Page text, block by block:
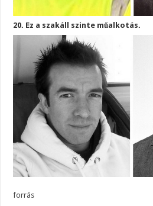
20. Ez a szakáll szinte műalkotás.
forrás